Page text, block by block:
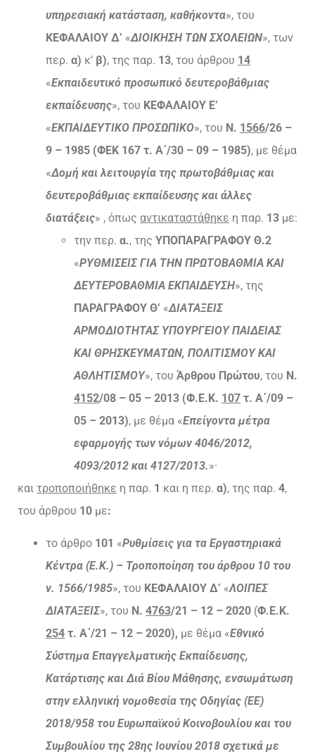
υπηρεσιακή κατάσταση, καθήκοντα», του
ΚΕΦΑΛΑΙΟΥ Δ’ «ΔΙΟΙΚΗΣΗ ΤΩΝ ΣΧΟΛΕΙΩΝ», των
περ. α) κ’ β), της παρ. 13, του άρθρου 14
«Εκπαιδευτικό προσωπικό δευτεροβάθμιας
εκπαίδευσης», του ΚΕΦΑΛΑΙΟΥ Ε’
«ΕΚΠΑΙΔΕΥΤΙΚΟ ΠΡΟΣΩΠΙΚΟ», του Ν. 1566/26 –
9 – 1985 (ΦΕΚ 167 τ. Α΄/30 – 09 – 1985), με θέμα
«Δομή και λειτουργία της πρωτοβάθμιας και
δευτεροβάθμιας εκπαίδευσης και άλλες
διατάξεις» , όπως αντικαταστάθηκε η παρ. 13 με:
την περ. α., της ΥΠΟΠΑΡΑΓΡΑΦΟΥ Θ.2
«ΡΥΘΜΙΣΕΙΣ ΓΙΑ ΤΗΝ ΠΡΩΤΟΒΑΘΜΙΑ ΚΑΙ
ΔΕΥΤΕΡΟΒΑΘΜΙΑ ΕΚΠΑΙΔΕΥΣΗ», της
ΠΑΡΑΓΡΑΦΟΥ Θ’ «ΔΙΑΤΑΞΕΙΣ
ΑΡΜΟΔΙΟΤΗΤΑΣ ΥΠΟΥΡΓΕΙΟΥ ΠΑΙΔΕΙΑΣ
ΚΑΙ ΘΡΗΣΚΕΥΜΑΤΩΝ, ΠΟΛΙΤΙΣΜΟΥ ΚΑΙ
ΑΘΛΗΤΙΣΜΟΥ», του Άρθρου Πρώτου, του Ν.
4152/08 – 05 – 2013 (Φ.Ε.Κ. 107 τ. Α΄/09 –
05 – 2013), με θέμα «Επείγοντα μέτρα
εφαρμογής των νόμων 4046/2012,
4093/2012 και 4127/2013.»·
και τροποποιήθηκε η παρ. 1 και η περ. α), της παρ. 4,
του άρθρου 10 με:
το άρθρο 101 «Ρυθμίσεις για τα Εργαστηριακά
Κέντρα (Ε.Κ.) – Τροποποίηση του άρθρου 10 του
ν. 1566/1985», του ΚΕΦΑΛΑΙΟΥ Δ’ «ΛΟΙΠΕΣ
ΔΙΑΤΑΞΕΙΣ», του Ν. 4763/21 – 12 – 2020 (Φ.Ε.Κ.
254 τ. Α΄/21 – 12 – 2020), με θέμα «Εθνικό
Σύστημα Επαγγελματικής Εκπαίδευσης,
Κατάρτισης και Διά Βίου Μάθησης, ενσωμάτωση
στην ελληνική νομοθεσία της Οδηγίας (ΕΕ)
2018/958 του Ευρωπαϊκού Κοινοβουλίου και του
Συμβουλίου της 28ης Ιουνίου 2018 σχετικά με